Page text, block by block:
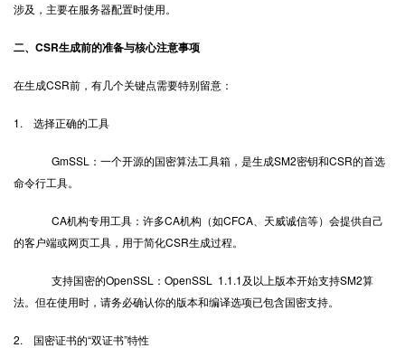
涉及，主要在服务器配置时使用。
二、CSR生成前的准备与核心注意事项
在生成CSR前，有几个关键点需要特别留意：
1. 选择正确的工具
GmSSL：一个开源的国密算法工具箱，是生成SM2密钥和CSR的首选
命令行工具。
CA机构专用工具：许多CA机构（如CFCA、天威诚信等）会提供自己
的客户端或网页工具，用于简化CSR生成过程。
支持国密的OpenSSL：OpenSSL 1.1.1及以上版本开始支持SM2算
法。但在使用时，请务必确认你的版本和编译选项已包含国密支持。
2. 国密证书的“双证书”特性